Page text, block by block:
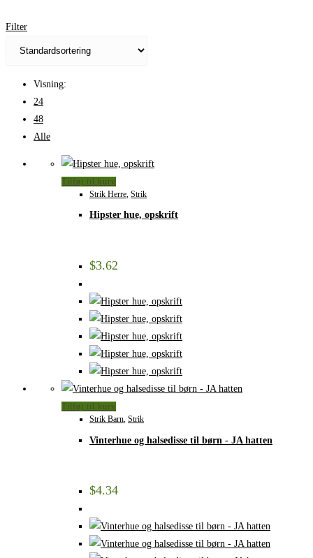
Filter
Visning:
24
48
Alle
Tilføj til kurv
Strik Herre, Strik
Hipster hue, opskrift
$3.62
Tilføj til kurv
Strik Barn, Strik
Vinterhue og halsedisse til børn - JA hatten
$4.34